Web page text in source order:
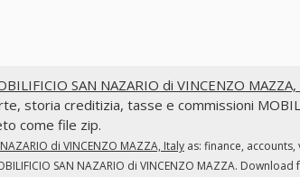
SAN NAZARIO di VINCENZO
storia creditizia, tasse e commissioni
come file zip.
di VINCENZO MAZZA, Italyas: finance, accounts,
SAN NAZARIO di VINCENZO MAZZA.